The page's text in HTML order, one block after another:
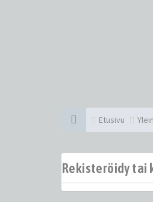
Etusivu
Rekisteröidy tai